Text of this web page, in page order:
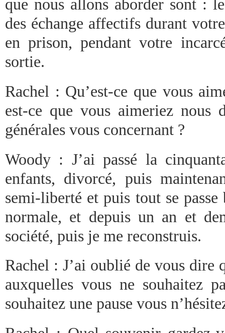
que nous allons aborder sont :
des échange affectifs durant
en prison, pendant votre
sortie.
Rachel : Qu’est-ce que vous
est-ce que vous aimeriez nous
générales vous concernant ?
Woody : J’ai passé la
enfants, divorcé, puis
semi-liberté et puis tout se
normale, et depuis un an et
société, puis je me reconstruis.
Rachel : J’ai oublié de vous dire
auxquelles vous ne souhaitez
souhaitez une pause vous